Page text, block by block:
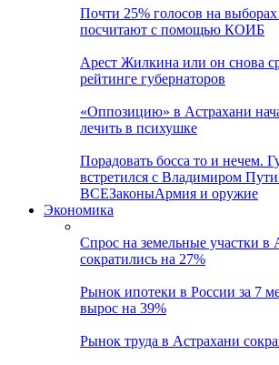
Почти 25% голосов на
посчитают с помощью КОИБ
Арест Жилкина или он снова
рейтинге губернаторов
«Оппозицию» в Астрахани
лечить в психушке
Порадовать босса то и нечем.
встретился с Владимиром
ВСЕЗаконыАрмия и оружие
Экономика
Спрос на земельные участки в
сократились на 27%
Рынок ипотеки в России за 7
вырос на 39%
Рынок труда в Астрахани